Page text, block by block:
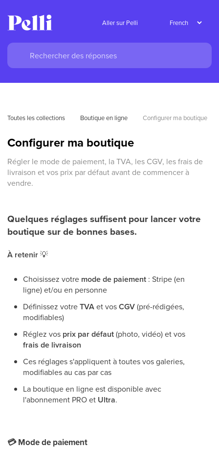
Aller sur Pelli
Toutes les collections Boutique en ligne Configurer ma boutique
Configurer ma boutique
Régler le mode de paiement, la TVA, les CGV, les frais de
livraison et vos prix par défaut avant de commencer à
vendre.
Quelques réglages suffisent pour lancer votre
boutique sur de bonnes bases.
À retenir💡
Choisissez votre mode de paiement : Stripe (en
ligne) et/ou en personne
Définissez votreTVAet vosCGV(pré-rédigées,
modifiables)
Réglez vos prix par défaut(photo, vidéo) et vos
frais de livraison
Ces réglages s'appliquent à toutes vos galeries,
modifiables au cas par cas
La boutique en ligne est disponible avec
l'abonnement PRO et Ultra.
💳Mode de paiement